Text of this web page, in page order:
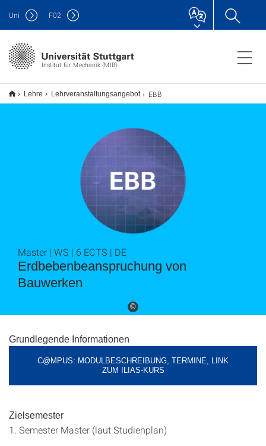
Institut für Mechanik (MIB)
Uni F02
Lehre Lehrveranstaltungsangebot EBB
©
Erdbebenbeanspruchung von
Bauwerken
Master | WS | 6 ECTS | DE
Grundlegende Informationen
C@MPUS: MODULBESCHREIBUNG, TERMINE, LINK
ZUM ILIAS-KURS
Zielsemester
1. Semester Master (laut Studienplan)